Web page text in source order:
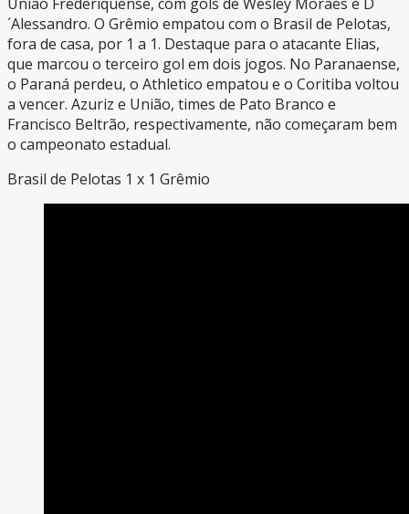
´Alessandro. O Grêmio empatou com o Brasil de Pelotas,
fora de casa, por 1 a 1. Destaque para o atacante Elias,
que marcou o terceiro gol em dois jogos. No Paranaense,
o Paraná perdeu, o Athletico empatou e o Coritiba voltou
a vencer. Azuriz e União, times de Pato Branco e
Francisco Beltrão, respectivamente, não começaram bem
o campeonato estadual.
Brasil de Pelotas 1 x 1 Grêmio